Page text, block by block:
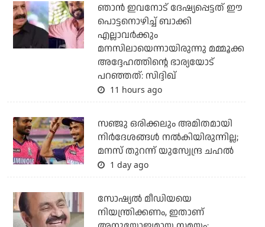
ഞാന്‍ ഇവനോട് ദേഷ്യപ്പെട്ടത് ഈ
പൊട്ടനൊഴിച്ച് ബാക്കി
എല്ലാവര്‍ക്കും
മനസിലായെന്നായിരുന്നു മമ്മൂക്ക
അദ്ദേഹത്തിന്റെ ഭാര്യയോട്
പറഞ്ഞത്: സിദ്ദിഖ്
11 hours ago
സഞ്ജു ഒരിക്കലും അമിതമായി
നിര്‍ദേശങ്ങള്‍ നല്‍കിയിരുന്നില്ല;
മനസ് തുറന്ന് യുസ്വേന്ദ്ര ചഹല്‍
1 day ago
സോഷ്യല്‍ മീഡിയയെ
നിയന്ത്രിക്കണം, ഇതാണ്